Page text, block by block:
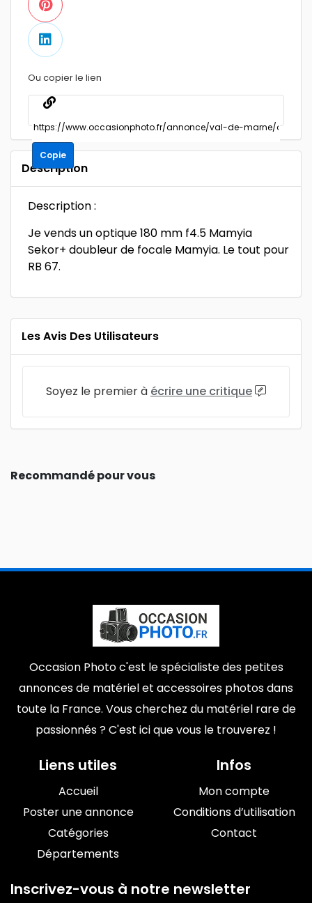
Ou copier le lien
Copie
Description
Description :
Je vends un optique 180 mm f4.5 Mamyia
Sekor+ doubleur de focale Mamyia. Le tout pour
RB 67.
Les Avis Des Utilisateurs
Soyez le premier à écrire une critique
Recommandé pour vous
Occasion Photo c'est le spécialiste des petites
annonces de matériel et accessoires photos dans
toute la France. Vous cherchez du matériel rare de
passionnés ? C'est ici que vous le trouverez !
Liens utiles
Accueil
Poster une annonce
Catégories
Départements
Infos
Mon compte
Conditions d’utilisation
Contact
Inscrivez-vous à notre newsletter